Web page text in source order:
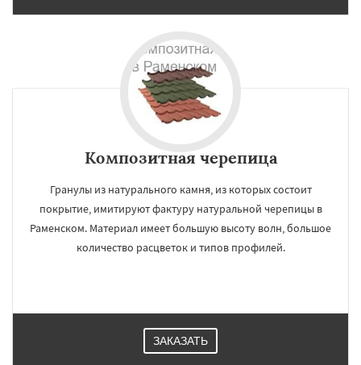
Композитная черепица
Гранулы из натурального камня, из которых состоит
покрытие, имитируют фактуру натуральной черепицы в
Раменском. Материал имеет большую высоту волн, большое
количество расцветок и типов профилей.
ЗАКАЗАТЬ